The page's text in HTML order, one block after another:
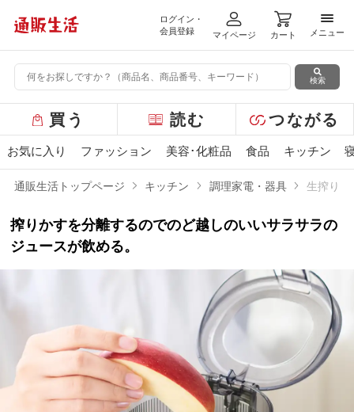
ログイン・
会員登録
マイページ カート
メニ
メニュー
検索
ー
バ
ュ
ー
買う 読む つながる
お気に入り ファッション 美容･化粧品 食品 キッチン
通販生活トップページ キッチン 調理家電・器具 生搾りス
搾りかすを分離するのでのど越しのいいサラサラの
ジュースが飲める。